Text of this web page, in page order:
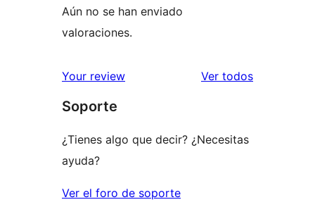
Aún no se han enviado
valoraciones.
Your review Ver todoslos
Soporte
¿Tienes algo que decir? ¿Necesitas
ayuda?
Ver el foro de soporte